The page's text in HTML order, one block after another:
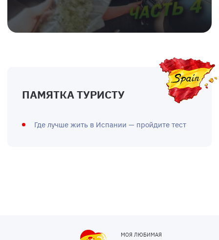
ПАМЯТКА ТУРИСТУ
Где лучше жить в Испании — пройдите тест
МОЯ ЛЮБИМАЯ